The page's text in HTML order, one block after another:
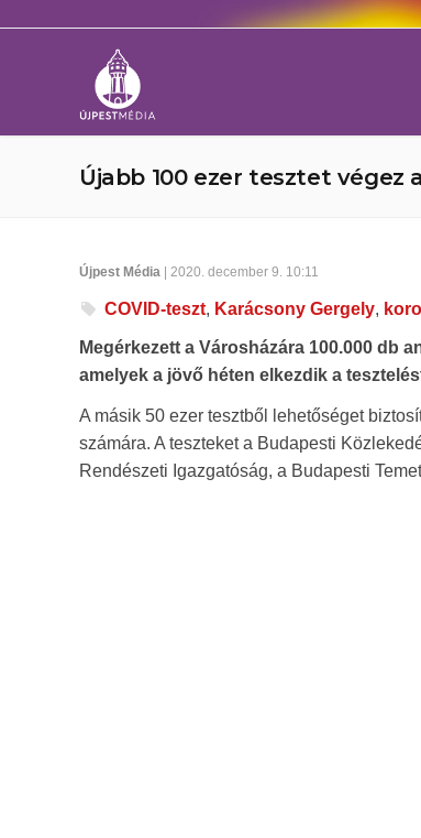
Újabb 100 ezer tesztet végez
Újpest Média | 2020. december 9. 10:11
COVID-teszt, Karácsony Gergely,
Megérkezett a Városházára 100.000 db
amelyek a jövő héten elkezdik a
A másik 50 ezer tesztből lehetőséget
számára. A teszteket a Budapesti
Rendészeti Igazgatóság, a Budapesti